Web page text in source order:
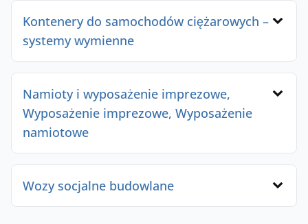
Kontenery do samochodów ciężarowych –
systemy wymienne
Namioty i wyposażenie imprezowe,
Wyposażenie imprezowe, Wyposażenie
namiotowe
Wozy socjalne budowlane